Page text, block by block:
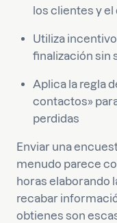
los clientes y
Utiliza
finalización sin
Aplica la regla
contactos»
perdidas
Enviar una
menudo parece
horas elaborando
recabar
obtienes son